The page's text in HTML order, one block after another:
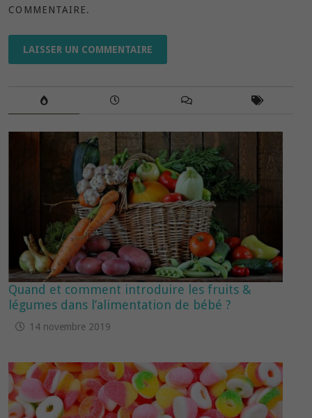
COMMENTAIRE.
Quand et comment introduire les fruits &
légumes dans l’alimentation de bébé ?
14 novembre 2019